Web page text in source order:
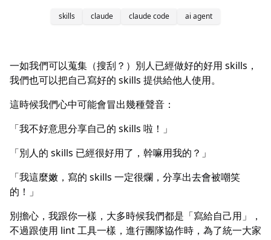
skills claude claude code ai agent
一如我們可以蒐集（搜刮？）別人已經做好的好用 skills，
我們也可以把自己寫好的 skills 提供給他人使用。
這時候我們心中可能會冒出幾種聲音：
「我不好意思分享自己的 skills 啦！」
「別人的 skills 已經很好用了，幹嘛用我的？」
「我這麼嫩，寫的 skills 一定很爛，分享出去會被嘲笑
的！」
別擔心，我跟你一樣，大多時候我們都是「寫給自己用」，
不過跟使用 lint 工具一樣，進行團隊協作時，為了統一大家